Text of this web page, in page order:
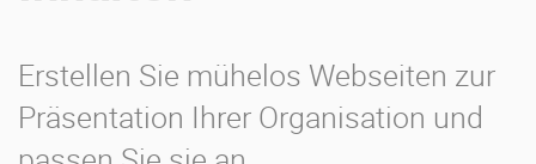
Erstellen Sie mühelos Webseiten zur
Präsentation Ihrer Organisation und